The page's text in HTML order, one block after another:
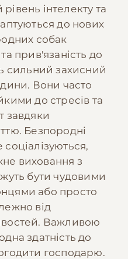
інтелекту та
до нових
собак
прив'язаність до
сильний захисний
Вони часто
до стресів та
завдяки
Безпородні
виховання з
бути чудовими
або просто
від
Важливою
здатність до
господарю.